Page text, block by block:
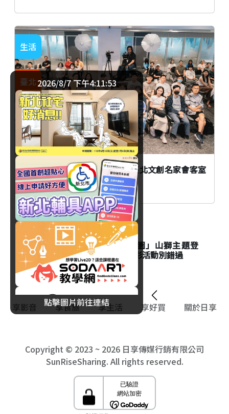
AI時代創作者如何不被取代？臺北文創名家會客室
談From AI to I
生活
臺北
生活
台北市立動物園「夜間動物園」山獅主題登
場！Keeper's Talk資訊與精彩活動別錯過
2026/8/7 下午4:11:53
點擊圖片前往連結
享影音 享食旅 享生活 享好買 關於日享
Copyright © 2023 ~ 2026 日享傳媒行銷有限公司
SunRiseSharing. All rights reserved.